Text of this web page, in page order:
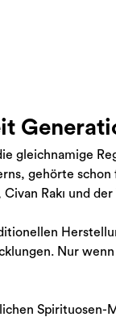
gleichnamige
gehörte
Rakı und der
Nur